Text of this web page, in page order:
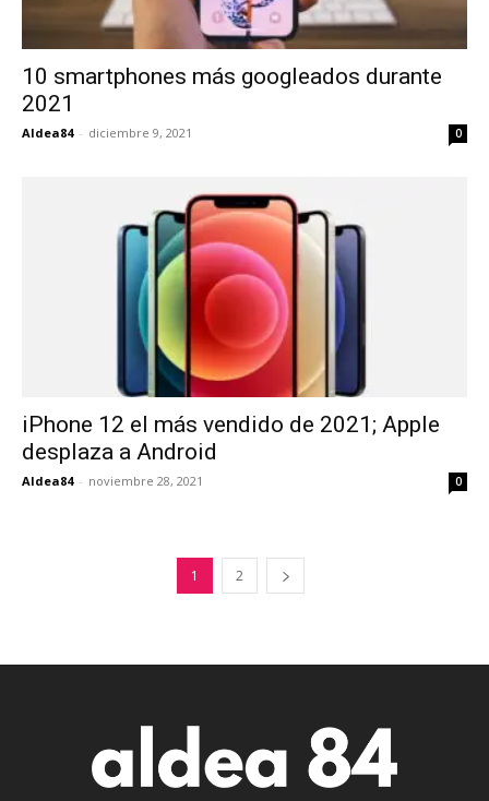
10 smartphones más googleados durante
2021
Aldea84 - diciembre 9, 2021 0
iPhone 12 el más vendido de 2021; Apple
desplaza a Android
Aldea84 - noviembre 28, 2021 0
1 2